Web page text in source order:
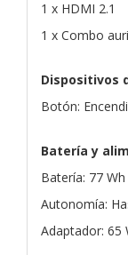
1 x HDMI 2.1
1 x Combo
Dispositivos
Botón:
Batería y
Batería: 77
Autonomía:
Adaptador: 65